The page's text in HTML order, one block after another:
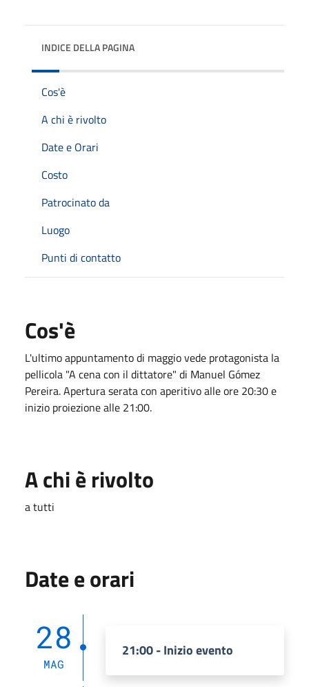
INDICE DELLA PAGINA
Cos'è
A chi è rivolto
Date e Orari
Costo
Patrocinato da
Luogo
Punti di contatto
Cos'è
L'ultimo appuntamento di maggio vede protagonista la
pellicola "A cena con il dittatore" di Manuel Gómez
Pereira.Apertura serata con aperitivo alle ore 20:30 e
inizio proiezione alle 21:00.
A chi è rivolto
a tutti
Date e orari
28
MAG
21:00 - Inizio evento